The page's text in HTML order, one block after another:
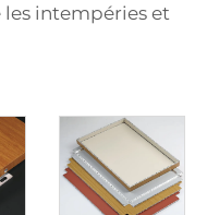
intempéries et